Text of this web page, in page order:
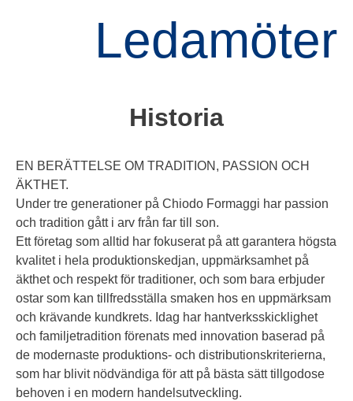
Ledamöter
Historia
EN BERÄTTELSE OM TRADITION, PASSION OCH
ÄKTHET.
Under tre generationer på Chiodo Formaggi har passion
och tradition gått i arv från far till son.
Ett företag som alltid har fokuserat på att garantera högsta
kvalitet i hela produktionskedjan, uppmärksamhet på
äkthet och respekt för traditioner, och som bara erbjuder
ostar som kan tillfredsställa smaken hos en uppmärksam
och krävande kundkrets. Idag har hantverksskicklighet
och familjetradition förenats med innovation baserad på
de modernaste produktions- och distributionskriterierna,
som har blivit nödvändiga för att på bästa sätt tillgodose
behoven i en modern handelsutveckling.